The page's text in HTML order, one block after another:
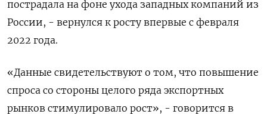
пострадала на фоне ухода западных компаний из
России, - вернулся к росту впервые с февраля
2022 года.
«Данные свидетельствуют о том, что повышение
спроса со стороны целого ряда экспортных
рынков стимулировало рост», - говорится в